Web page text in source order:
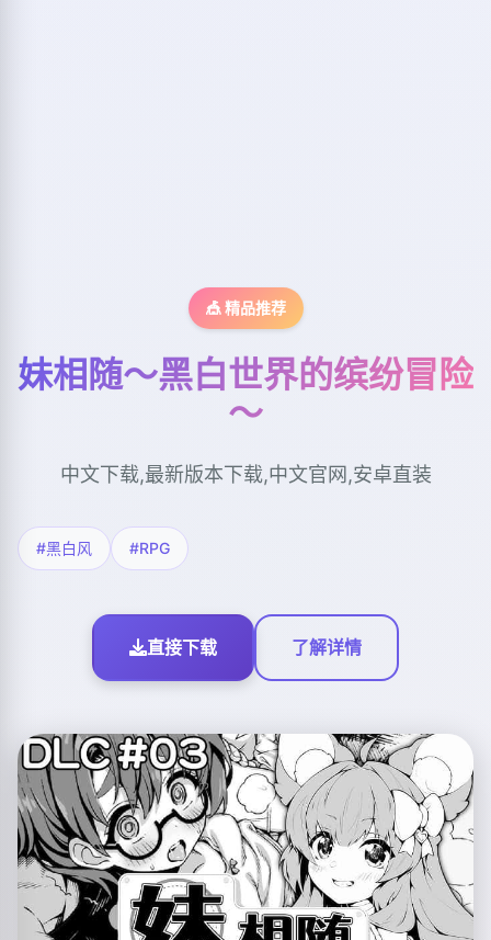
🎪 精品推荐
妹相随～黑白世界的缤纷冒险
～
中文下载,最新版本下载,中文官网,安卓直装
#黑白风 #RPG
直接下载 了解详情